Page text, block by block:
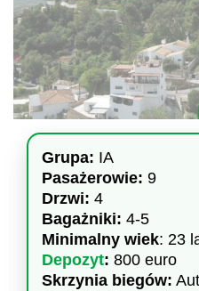
Grupa: IA
Pasażerowie: 9
Drzwi: 4
Bagażniki: 4-5
Minimalny wiek: 23
Depozyt: 800 euro
Skrzynia biegów: